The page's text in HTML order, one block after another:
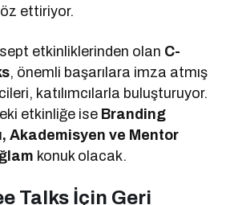
ettiriyor.
etkinliklerinden olan C-
, önemli başarılara imza atmış
katılımcılarla buluşturuyor.
etkinliğe ise Branding
Akademisyen ve Mentor
konuk olacak.
Talks İçin Geri